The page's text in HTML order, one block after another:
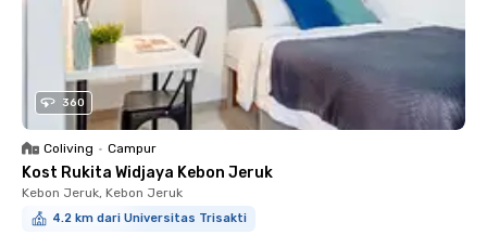
360
Coliving • Campur
Kost Rukita Widjaya Kebon Jeruk
Kebon Jeruk, Kebon Jeruk
4.2 km dari Universitas Trisakti